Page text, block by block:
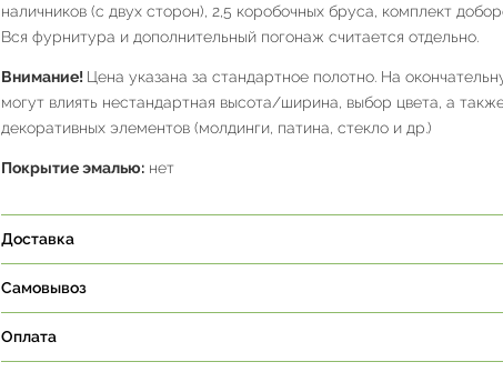
наличников (с двух сторон), 2,5 коробочных бруса, комплект
Вся фурнитура и дополнительный погонаж считается отдельно.
Внимание! Цена указана за стандартное полотно. На
могут влиять нестандартная высота/ширина, выбор цвета, а
декоративных элементов (молдинги, патина, стекло и др.)
Покрытие эмалью: нет
Доставка
Самовывоз
Оплата